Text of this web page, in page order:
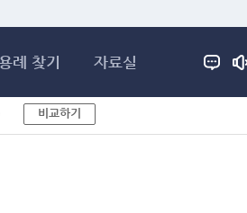
례 찾기 자료실
비교하기